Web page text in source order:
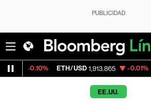
PUBLICIDAD
ETH/USD 1,913.865 -0.01% Visa 362.50
EE.UU.